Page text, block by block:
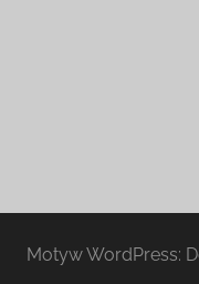
Motyw WordPress: